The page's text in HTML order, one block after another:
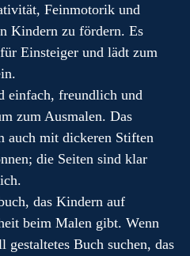
Feinmotorik und
Kindern zu fördern. Es
Einsteiger und lädt zum
einfach, freundlich und
zum Ausmalen. Das
auch mit dickeren Stiften
die Seiten sind klar
das Kindern auf
beim Malen gibt. Wenn
gestaltetes Buch suchen, das